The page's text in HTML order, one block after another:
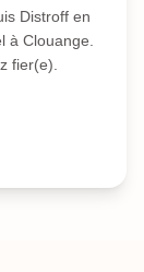
Distroff en
à Clouange.
fier(e).